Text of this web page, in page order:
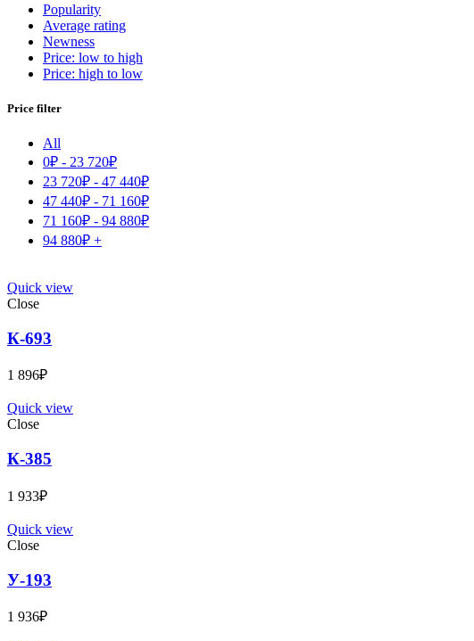
Popularity
Average rating
Newness
Price: low to high
Price: high to low
Price filter
All
0₽ - 23 720₽
23 720₽ - 47 440₽
47 440₽ - 71 160₽
71 160₽ - 94 880₽
94 880₽ +
Quick view
Close
К-693
1 896₽
Quick view
Close
К-385
1 933₽
Quick view
Close
У-193
1 936₽